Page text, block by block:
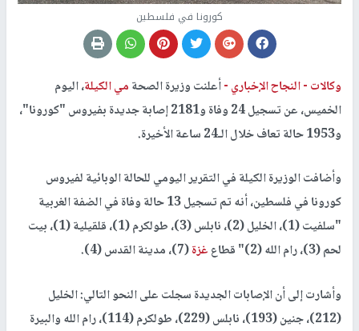
كورونا في فلسطين
وكالات -النجاح الإخباري -أعلنت وزيرة الصحةمي الكيلة، اليوم
الخميس، عن تسجيل 24 وفاة و2181 إصابة جديدة بفيروس "كورونا"،
و1953 حالة تعاف خلال الـ24 ساعة الأخيرة.
وأضافت الوزيرة الكيلة في التقرير اليومي للحالة الوبائية لفيروس
كورونا في فلسطين، أنه تم تسجيل 13 حالة وفاة في الضفة الغربية
"سلفيت (1)، الخليل (2)، نابلس (3)، طولكرم (1)، قلقيلية (1)، بيت
لحم (3)، رام الله (2)" قطاع
غزة(7)، مدينة القدس (4).
وأشارت إلى أن الإصابات الجديدة سجلت على النحو التالي: الخليل
(212)، جنين (193)، نابلس (229)، طولكرم (114)، رام الله والبيرة